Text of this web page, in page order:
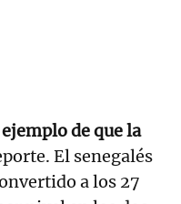
ejemplo de que la
El senegalés
a los 27